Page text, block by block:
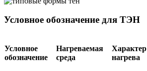
Условное обозначение для ТЭН
Условное
обозначение
Нагреваемая
среда
Характер
нагрева